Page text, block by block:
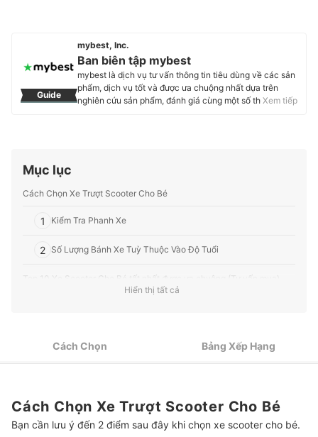
Guide
mybest, Inc.
Ban biên tập mybest
mybest là dịch vụ tư vấn thông tin tiêu dùng về các sản
phẩm, dịch vụ tốt và được ưa chuộng nhất dựa trên
nghiên cứu sản phẩm, đánh giá cùng một số thực
Profile của Ban biên tập mybest
Xem tiếp
Mục lục
Cách Chọn Xe Trượt Scooter Cho Bé
1 Kiểm Tra Phanh Xe
2 Số Lượng Bánh Xe Tuỳ Thuộc Vào Độ Tuổi
Top 10 Xe Scooter Cho Bé tốt nhất được ưa chuộng (Tư vấn mua)
Hiển thị tất cả
Cách Chọn Bảng Xếp Hạng
Cách Chọn Xe Trượt Scooter Cho Bé
Bạn cần lưu ý đến 2 điểm sau đây khi chọn xe scooter cho bé.